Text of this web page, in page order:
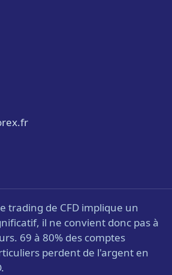
trading de CFD implique un
il ne convient donc pas à
69 à 80% des comptes
perdent de l'argent en